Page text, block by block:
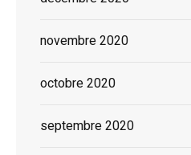
novembre 2020
octobre 2020
septembre 2020